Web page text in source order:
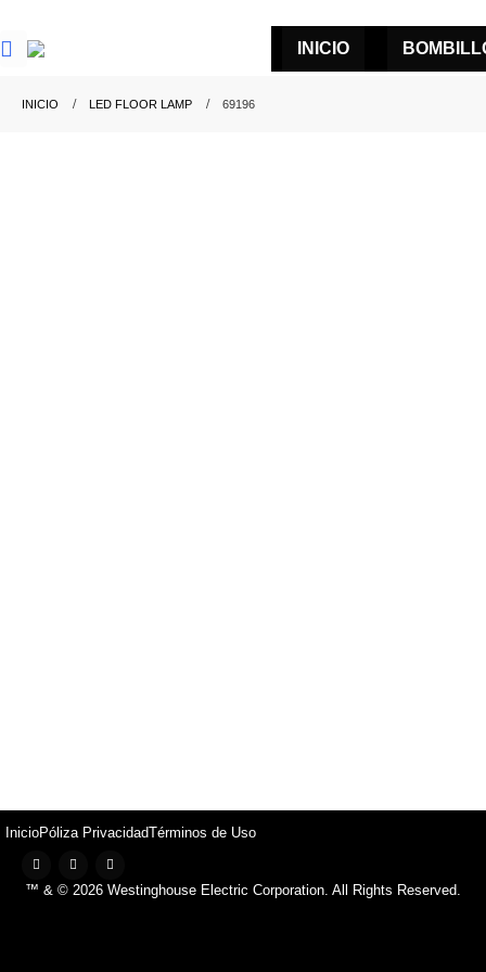
INICIO
INICIO LED FLOOR LAMP 69196
InicioPóliza PrivacidadTérminos de Uso
™ & © 2026 Westinghouse Electric Corporation. All Rights Reserved.